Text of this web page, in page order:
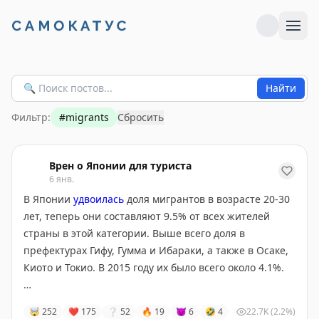
Найти
Фильтр: #migrants Сбросить
Врен о Японии для туриста
6 янв.
В Японии удвоилась доля мигрантов в возрасте 20-30
лет, теперь они составляют 9.5% от всех жителей
страны в этой категории. Выше всего доля в
префектурах Гифу, Гумма и Ибараки, а также в Осаке,
Киото и Токио. В 2015 году их было всего около 4.1%.
🤯 252 ❤ 175 ❔ 52 🔥 19 😈 6 🤣 4 22.7K(2.2%)